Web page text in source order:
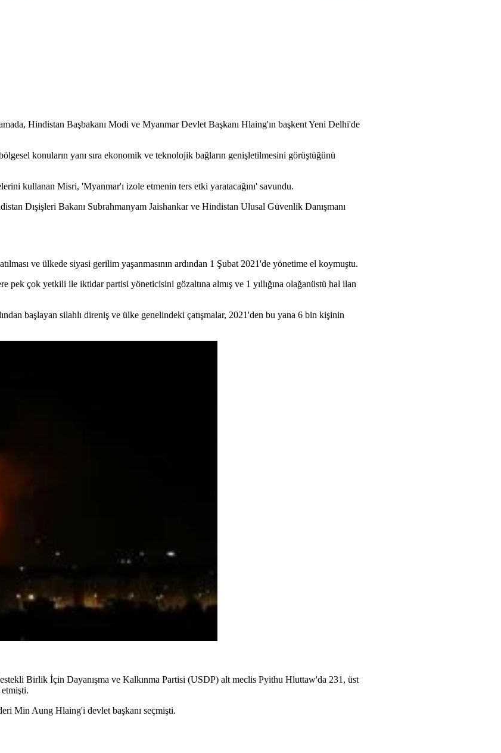
Hindistan Başbakanı Modi ve Myanmar Devlet Başkanı Hlaing'ın başkent Yeni Delhi'de
konuların yanı sıra ekonomik ve teknolojik bağların genişletilmesini görüştüğünü
kullanan Misri, 'Myanmar'ı izole etmenin ters etki yaratacağını' savundu.
Dışişleri Bakanı Subrahmanyam Jaishankar ve Hindistan Ulusal Güvenlik Danışmanı
ve ülkede siyasi gerilim yaşanmasının ardından 1 Şubat 2021'de yönetime el koymuştu.
çok yetkili ile iktidar partisi yöneticisini gözaltına almış ve 1 yıllığına olağanüstü hal ilan
başlayan silahlı direniş ve ülke genelindeki çatışmalar, 2021'den bu yana 6 bin kişinin
Birlik İçin Dayanışma ve Kalkınma Partisi (USDP) alt meclis Pyithu Hluttaw'da 231, üst
Min Aung Hlaing'i devlet başkanı seçmişti.